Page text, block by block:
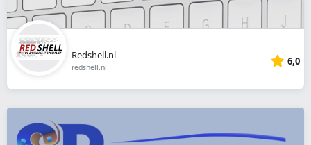
Redshell.nl
redshell.nl 6,0